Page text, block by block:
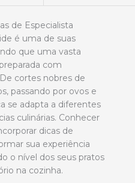
de Especialista
é uma de suas
que uma vasta
com
cortes nobres de
passando por ovos e
se adapta a diferentes
culinárias. Conhecer
dicas de
sua experiência
o nível dos seus pratos
na cozinha.